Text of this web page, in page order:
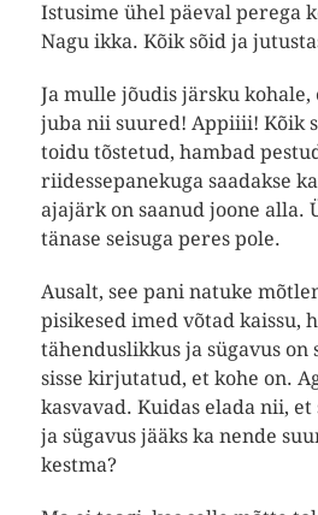
Istusime ühel päeval perega
Nagu ikka. Kõik sõid ja
Ja mulle jõudis järsku kohale,
juba nii suured! Appiiii! Kõik
toidu tõstetud, hambad
riidessepanekuga saadakse
ajajärk on saanud joone alla.
tänase seisuga peres pole.
Ausalt, see pani natuke
pisikesed imed võtad kaissu,
tähenduslikkus ja sügavus on
sisse kirjutatud, et kohe on.
kasvavad. Kuidas elada nii,
ja sügavus jääks ka nende
kestma?